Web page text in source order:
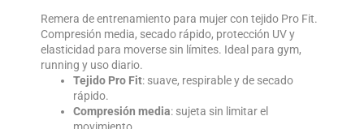
Remera de entrenamiento para mujer con tejido Pro Fit.
Compresión media, secado rápido, protección UV y
elasticidad para moverse sin límites. Ideal para gym,
running y uso diario.
Tejido Pro Fit: suave, respirable y de secado
rápido.
Compresión media: sujeta sin limitar el
movimiento.